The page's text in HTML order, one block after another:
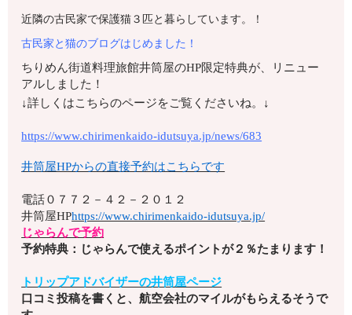
近隣の古民家で保護猫３匹と暮らしています。！
古民家と猫のブログはじめました！
ちりめん街道料理旅館井筒屋のHP限定特典が、リニュー
アルしました！
↓詳しくはこちらのページをご覧くださいね。↓
https://www.chirimenkaido-idutsuya.jp/news/683
井筒屋HPからの直接予約はこちらです
電話０７７２－４２－２０１２
井筒屋HPhttps://www.chirimenkaido-idutsuya.jp/
じゃらんで予約
予約特典：じゃらんで使えるポイントが２％たまります！
トリップアドバイザーの井筒屋ページ
口コミ投稿を書くと、航空会社のマイルがもらえるそうで